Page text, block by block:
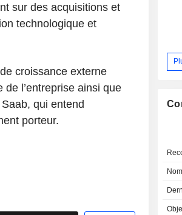
sur des acquisitions et
technologique et
croissance externe
l’entreprise ainsi que
qui entend
porteur.